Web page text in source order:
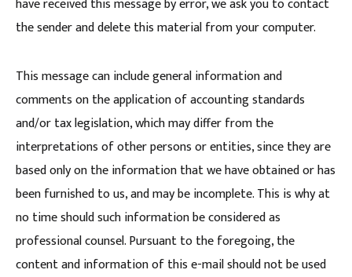
have received this message by error, we ask you to contact
the sender and delete this material from your computer.
This message can include general information and
comments on the application of accounting standards
and/or tax legislation, which may differ from the
interpretations of other persons or entities, since they are
based only on the information that we have obtained or has
been furnished to us, and may be incomplete. This is why at
no time should such information be considered as
professional counsel. Pursuant to the foregoing, the
content and information of this e-mail should not be used